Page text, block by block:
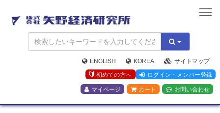
矢
野
経
済
研
究
所
ENGLISH KOREA
サイトマップ
初めての方へ
ログイン・メンバー登録
マイページ カート お問い合わせ